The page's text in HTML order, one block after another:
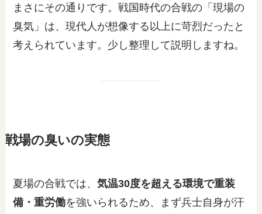
まさにその通りです。戦国時代の合戦の「現場の
臭気」は、現代人が想像する以上に苛烈だったと
考えられています。少し整理して説明しますね。
戦場の臭いの実態
夏場の合戦では、気温30度を超える環境で重装
備・重労働を強いられるため、まず兵士自身が汗